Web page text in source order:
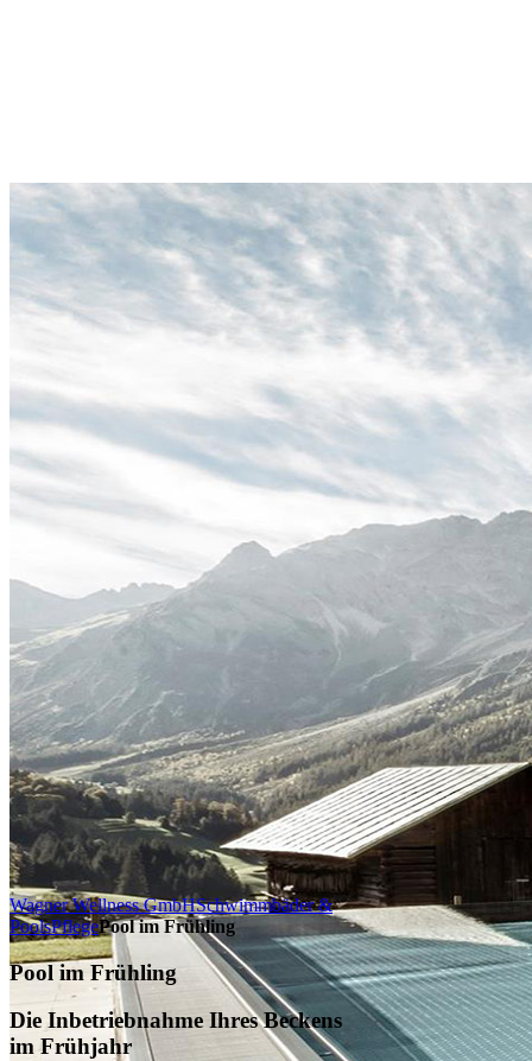
Wagner Wellness GmbHSchwimmbäder &
PoolsPflegePool im Frühling
Pool im Frühling
Die Inbetriebnahme Ihres Beckens
im Frühjahr